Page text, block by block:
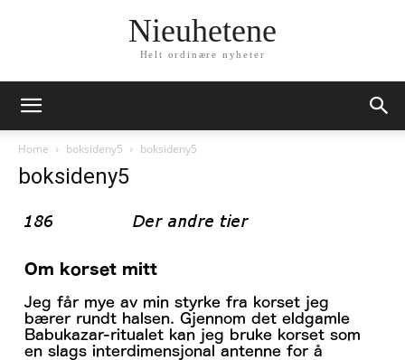
Nieuhetene
Helt ordinære nyheter
Home boksideny5 boksideny5
boksideny5